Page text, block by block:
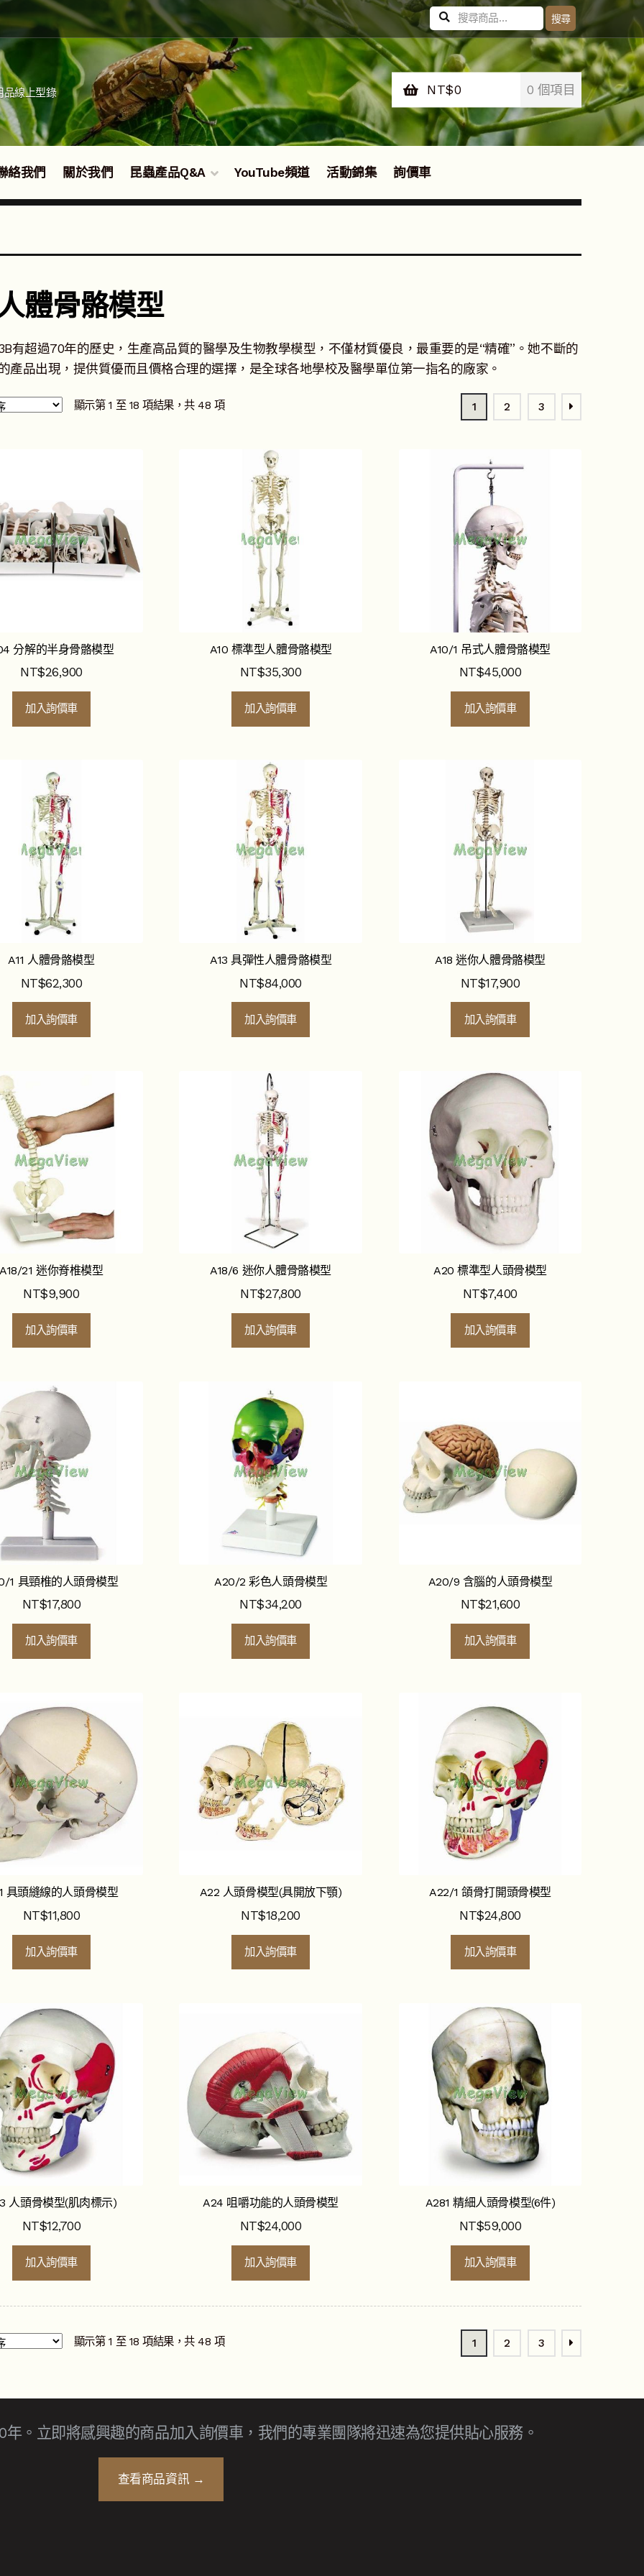
搜
尋
關
鍵
字:
搜尋
品線上型錄 NT$0 0 個項目
絡我們 關於我們 昆蟲產品Q&A YouTube頻道 活動錦集 詢價車
體骨骼模型
有超過70年的歷史，生產高品質的醫學及生物教學模型，不僅材質優良，最重要的是“精確”。她不斷的
產品出現，提供質優而且價格合理的選擇，是全球各地學校及醫學單位第一指名的廠家。
顯示第 1 至 18 項結果，共 48 項 1 2 3
分解的半身骨骼模型
NT$26,900
加入詢價車
A10 標準型人體骨骼模型
NT$35,300
加入詢價車
A10/1 吊式人體骨骼模型
NT$45,000
加入詢價車
A11 人體骨骼模型
NT$62,300
加入詢價車
A13 具彈性人體骨骼模型
NT$84,000
加入詢價車
A18 迷你人體骨骼模型
NT$17,900
加入詢價車
A18/21 迷你脊椎模型
NT$9,900
加入詢價車
A18/6 迷你人體骨骼模型
NT$27,800
加入詢價車
A20 標準型人頭骨模型
NT$7,400
加入詢價車
1 具頸椎的人頭骨模型
NT$17,800
加入詢價車
A20/2 彩色人頭骨模型
NT$34,200
加入詢價車
A20/9 含腦的人頭骨模型
NT$21,600
加入詢價車
具頭縫線的人頭骨模型
NT$11,800
加入詢價車
A22 人頭骨模型(具開放下顎)
NT$18,200
加入詢價車
A22/1 頜骨打開頭骨模型
NT$24,800
加入詢價車
人頭骨模型(肌肉標示)
NT$12,700
加入詢價車
A24 咀嚼功能的人頭骨模型
NT$24,000
加入詢價車
A281 精細人頭骨模型(6件)
NT$59,000
加入詢價車
顯示第 1 至 18 項結果，共 48 項 1 2 3
。立即將感興趣的商品加入詢價車，我們的專業團隊將迅速為您提供貼心服務。
查看商品資訊 →